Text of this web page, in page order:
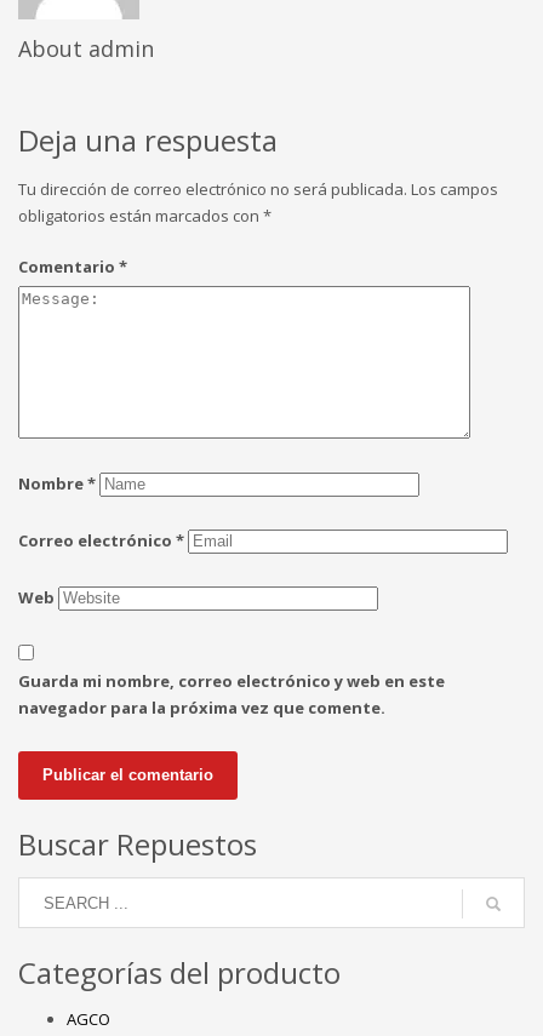
About admin
Deja una respuesta
Tu dirección de correo electrónico no será publicada. Los campos
obligatorios están marcados con *
Comentario *
Nombre*
Correo electrónico *
Web
Guarda mi nombre, correo electrónico y web en este
navegador para la próxima vez que comente.
Buscar Repuestos
Categorías del producto
AGCO